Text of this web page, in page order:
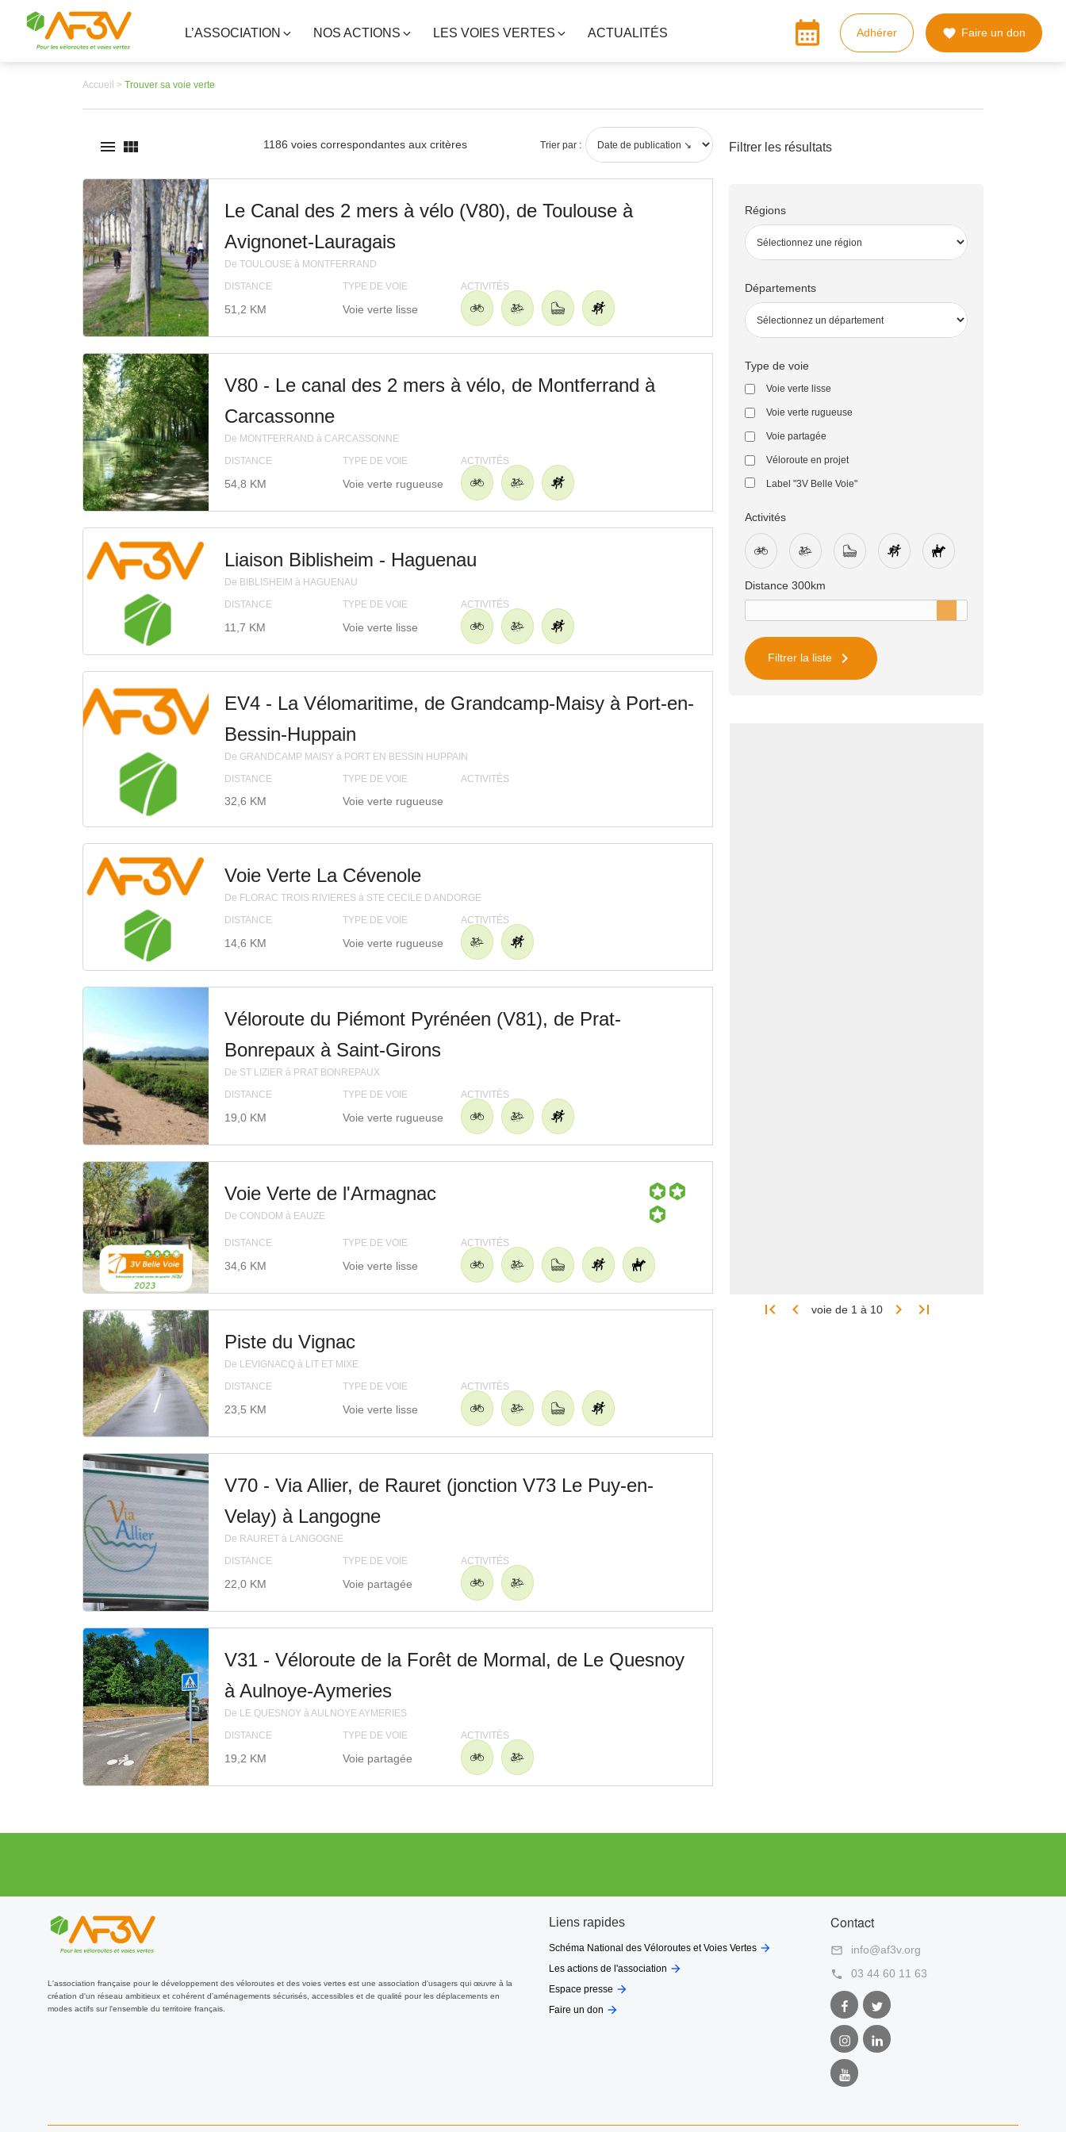
L’ASSOCIATION NOS ACTIONS LES VOIES VERTES ACTUALITÉS calendar_month Adhérer  Faire un don
Accueil > Trouver sa voie verte
Filtrer les résultats
Régions
Départements
Type de voie
Voie verte lisse
Voie verte rugueuse
Voie partagée
Véloroute en projet
Label "3V Belle Voie"
Activités
Distance300km
Filtrer la liste 
  1186 voies correspondantes aux critères Trier par :
Le Canal des 2 mers à vélo (V80), de Toulouse à
Avignonet-Lauragais
De TOULOUSE à MONTFERRAND
DISTANCE
TYPE DE VOIE ACTIVITÉS
51,2 KM Voie verte lisse
V80 - Le canal des 2 mers à vélo, de Montferrand à
Carcassonne
De MONTFERRAND à CARCASSONNE
DISTANCE
TYPE DE VOIE ACTIVITÉS
54,8 KM Voie verte rugueuse
Liaison Biblisheim - Haguenau
De BIBLISHEIM à HAGUENAU
DISTANCE
TYPE DE VOIE ACTIVITÉS
11,7 KM Voie verte lisse
EV4 - La Vélomaritime, de Grandcamp-Maisy à Port-en-
Bessin-Huppain
De GRANDCAMP MAISY à PORT EN BESSIN HUPPAIN
DISTANCE
TYPE DE VOIE ACTIVITÉS
32,6 KM Voie verte rugueuse
Voie Verte La Cévenole
De FLORAC TROIS RIVIERES à STE CECILE D ANDORGE
DISTANCE
TYPE DE VOIE ACTIVITÉS
14,6 KM Voie verte rugueuse
Véloroute du Piémont Pyrénéen (V81), de Prat-
Bonrepaux à Saint-Girons
De ST LIZIER à PRAT BONREPAUX
DISTANCE
TYPE DE VOIE ACTIVITÉS
19,0 KM Voie verte rugueuse
Voie Verte de l'Armagnac
De CONDOM à EAUZE
DISTANCE TYPE DE VOIE ACTIVITÉS
34,6 KM Voie verte lisse
Piste du Vignac
De LEVIGNACQ à LIT ET MIXE
DISTANCE
TYPE DE VOIE ACTIVITÉS
23,5 KM Voie verte lisse
V70 - Via Allier, de Rauret (jonction V73 Le Puy-en-
Velay) à Langogne
De RAURET à LANGOGNE
DISTANCE
TYPE DE VOIE ACTIVITÉS
22,0 KM Voie partagée
V31 - Véloroute de la Forêt de Mormal, de Le Quesnoy
à Aulnoye-Aymeries
De LE QUESNOY à AULNOYE AYMERIES
DISTANCE
TYPE DE VOIE ACTIVITÉS
19,2 KM Voie partagée
  voie de 1 à 10  
L'association française pour le développement des véloroutes et des voies vertes est une association d'usagers qui œuvre à la
création d'un réseau ambitieux et cohérent d'aménagements sécurisés, accessibles et de qualité pour les déplacements en
modes actifs sur l'ensemble du territoire français.
Liens rapides
Schéma National des Véloroutes et Voies Vertes 
Les actions de l'association 
Espace presse 
Faire un don 
Contact

info@af3v.org

03 44 60 11 63
Facebook
AF3V
Twitter
AF3V
Instagram
AF3V
LinkedIn
AF3V
Youtube
AF3V